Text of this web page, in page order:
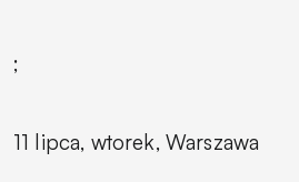
;
11 lipca, wtorek, Warszawa